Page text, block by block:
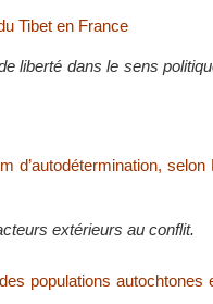
Tibet en France
liberté dans le sens
d’autodétermination,
extérieurs au conflit.
populations autochtones